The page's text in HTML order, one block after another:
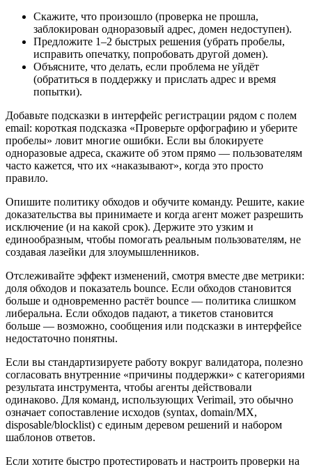
Скажите, что произошло (проверка не прошла,
заблокирован одноразовый адрес, домен недоступен).
Предложите 1–2 быстрых решения (убрать пробелы,
исправить опечатку, попробовать другой домен).
Объясните, что делать, если проблема не уйдёт
(обратиться в поддержку и прислать адрес и время
попытки).
Добавьте подсказки в интерфейс регистрации рядом с полем
email: короткая подсказка «Проверьте орфографию и уберите
пробелы» ловит многие ошибки. Если вы блокируете
одноразовые адреса, скажите об этом прямо — пользователям
часто кажется, что их «наказывают», когда это просто
правило.
Опишите политику обходов и обучите команду. Решите, какие
доказательства вы принимаете и когда агент может разрешить
исключение (и на какой срок). Держите это узким и
единообразным, чтобы помогать реальным пользователям, не
создавая лазейки для злоумышленников.
Отслеживайте эффект изменений, смотря вместе две метрики:
доля обходов и показатель bounce. Если обходов становится
больше и одновременно растёт bounce — политика слишком
либеральна. Если обходов падают, а тикетов становится
больше — возможно, сообщения или подсказки в интерфейсе
недостаточно понятны.
Если вы стандартизируете работу вокруг валидатора, полезно
согласовать внутренние «причины поддержки» с категориями
результата инструмента, чтобы агенты действовали
одинаково. Для команд, использующих Verimail, это обычно
означает сопоставление исходов (syntax, domain/MX,
disposable/blocklist) с единым деревом решений и набором
шаблонов ответов.
Если хотите быстро протестировать и настроить проверки на